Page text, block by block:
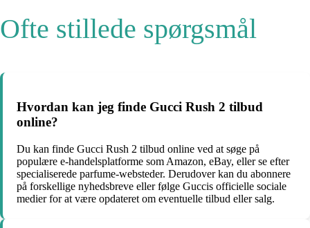
Ofte stillede spørgsmål
Hvordan kan jeg finde Gucci Rush 2 tilbud
online?
Du kan finde Gucci Rush 2 tilbud online ved at søge på
populære e-handelsplatforme som Amazon, eBay, eller se efter
specialiserede parfume-websteder. Derudover kan du abonnere
på forskellige nyhedsbreve eller følge Guccis officielle sociale
medier for at være opdateret om eventuelle tilbud eller salg.